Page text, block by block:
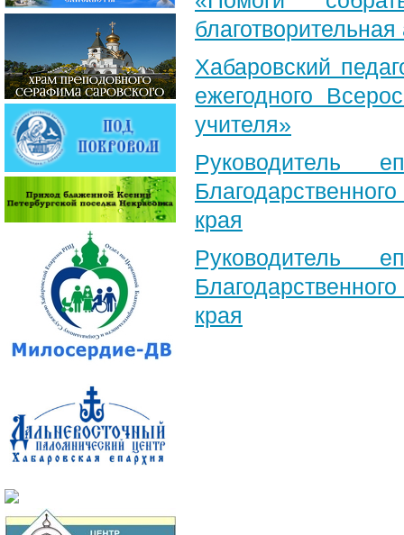
Хабаровский
ежегодного
учителя»
Руководитель
края
Руководитель
края